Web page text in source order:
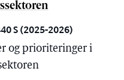
S (2025-2026)
og prioriteringer i